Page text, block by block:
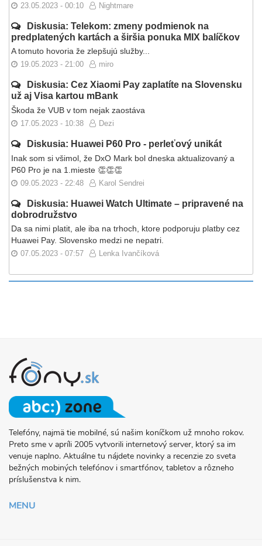
23.05.2023 - 00:10 Nightmare
Diskusia: Telekom: zmeny podmienok na
predplatených kartách a širšia ponuka MIX balíčkov
A tomuto hovoria že zlepšujú služby...
19.05.2023 - 21:00 miro
Diskusia: Cez Xiaomi Pay zaplatíte na Slovensku
už aj Visa kartou mBank
Škoda že VUB v tom nejak zaostáva
17.05.2023 - 10:38 Dezi
Diskusia: Huawei P60 Pro - perleťový unikát
Inak som si všimol, že DxO Mark bol dneska aktualizovaný a
P60 Pro je na 1.mieste 👏👏👏
09.05.2023 - 22:48 Karol Sendrei
Diskusia: Huawei Watch Ultimate – pripravené na
dobrodružstvo
Da sa nimi platit, ale iba na trhoch, ktore podporuju platby cez
Huawei Pay. Slovensko medzi ne nepatri.
07.05.2023 - 07:57 Lenka Ivančíková
O
PROJEKTE
FONY.SK
Telefóny, najmä tie mobilné, sú našim koníčkom už mnoho rokov.
Preto sme v apríli 2005 vytvorili internetový server, ktorý sa im
venuje naplno. Aktuálne tu nájdete novinky a recenzie zo sveta
bežných mobiných telefónov i smartfónov, tabletov a rôzneho
príslušenstva k nim.
MENU